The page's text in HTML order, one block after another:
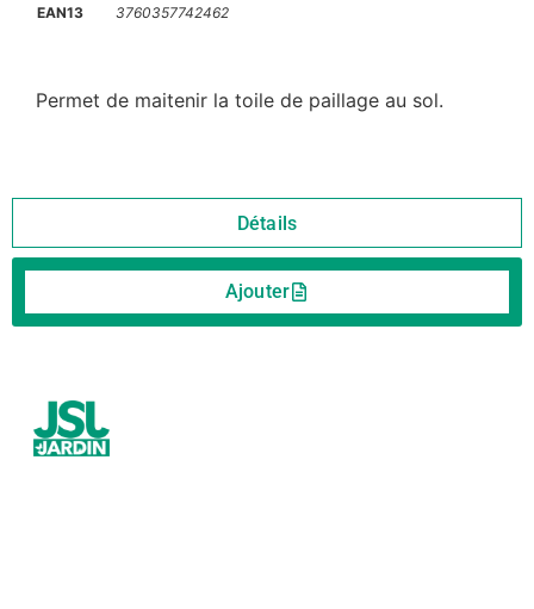
EAN13
3760357742462
Permet de maitenir la toile de paillage au sol.
Détails
Ajouter